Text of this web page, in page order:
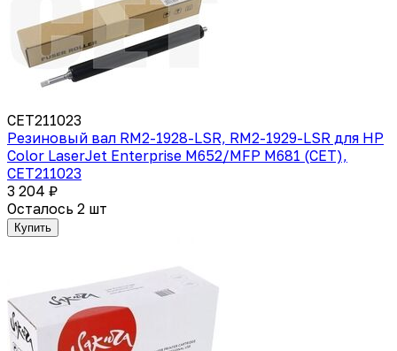
CET211023
Резиновый вал RM2-1928-LSR, RM2-1929-LSR для HP
Color LaserJet Enterprise M652/MFP M681 (CET),
CET211023
3 204 ₽
Осталось 2 шт
Купить